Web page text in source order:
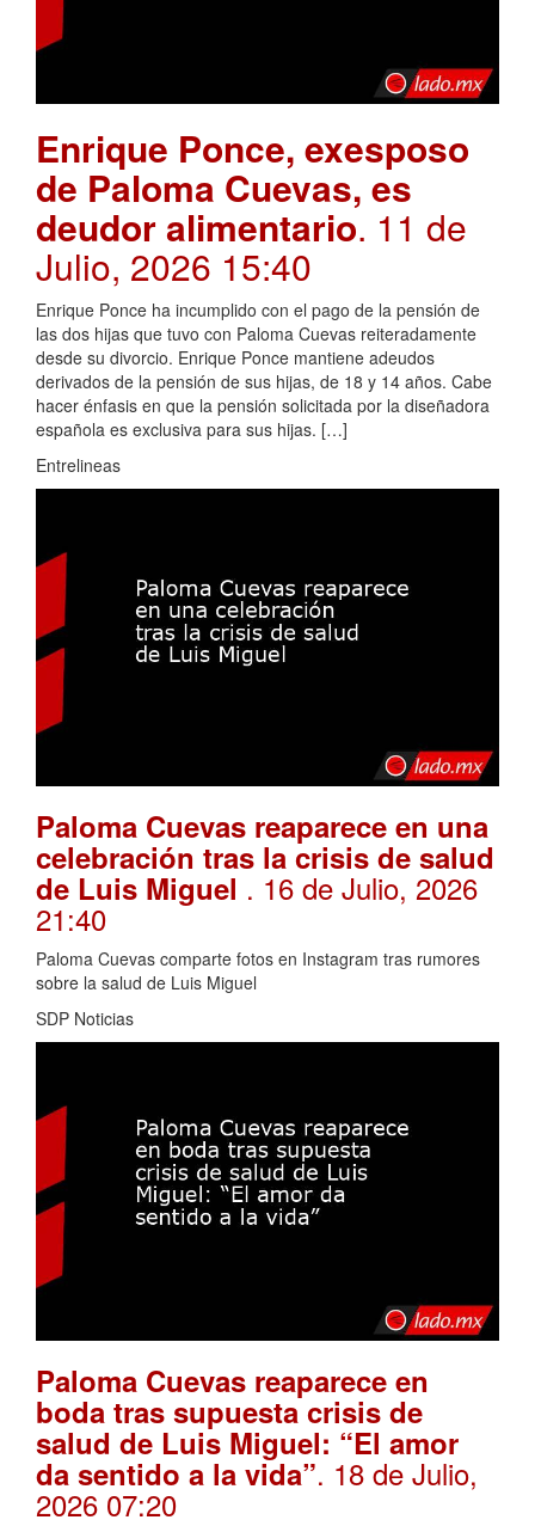
Enrique Ponce, exesposo
de Paloma Cuevas, es
deudor alimentario. 11 de
Julio, 2026 15:40
Enrique Ponce ha incumplido con el pago de la pensión de
las dos hijas que tuvo con Paloma Cuevas reiteradamente
desde su divorcio. Enrique Ponce mantiene adeudos
derivados de la pensión de sus hijas, de 18 y 14 años. Cabe
hacer énfasis en que la pensión solicitada por la diseñadora
española es exclusiva para sus hijas. […]
Entrelineas
Paloma Cuevas reaparece en una
celebración tras la crisis de salud
de Luis Miguel . 16 de Julio, 2026
21:40
Paloma Cuevas comparte fotos en Instagram tras rumores
sobre la salud de Luis Miguel
SDP Noticias
Paloma Cuevas reaparece en
boda tras supuesta crisis de
salud de Luis Miguel: “El amor
da sentido a la vida”. 18 de Julio,
2026 07:20